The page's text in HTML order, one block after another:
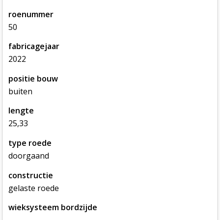
roenummer
50
fabricagejaar
2022
positie bouw
buiten
lengte
25,33
type roede
doorgaand
constructie
gelaste roede
wieksysteem bordzijde